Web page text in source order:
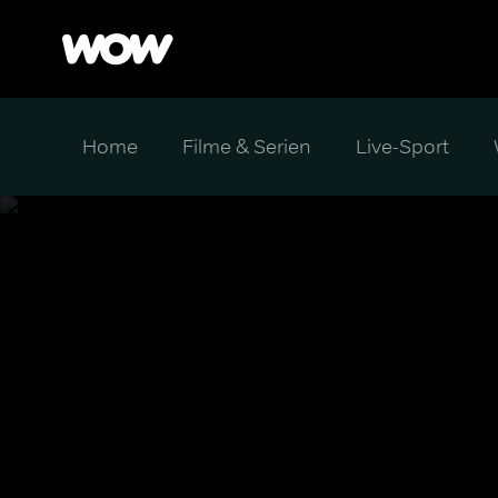
Home Filme & Serien Live-Sport